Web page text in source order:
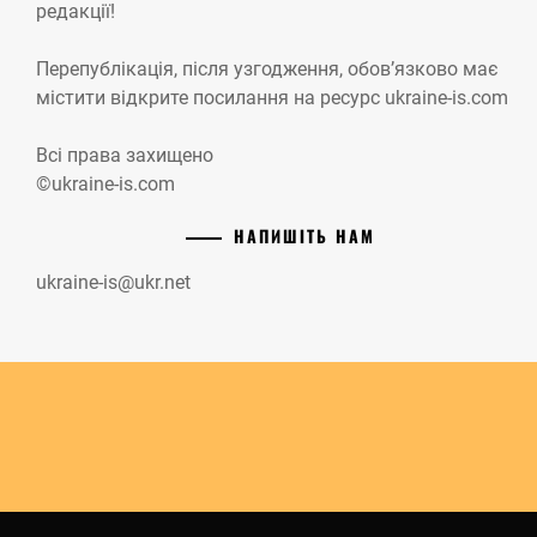
редакції!
Перепублікація, після узгодження, обов’язково має
містити відкрите посилання на ресурс ukraine-is.com
Всі права захищено
©ukraine-is.com
НАПИШІТЬ НАМ
ukraine-is@ukr.net